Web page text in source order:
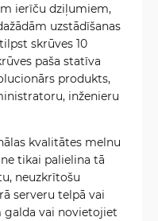
ierīču dziļumiem,
uzstādīšanas
skrūves 10
paša statīva
produkts,
inženieru
kvalitātes melnu
tikai palielina tā
neuzkrītošu
serveru telpā vai
galda vai novietojiet